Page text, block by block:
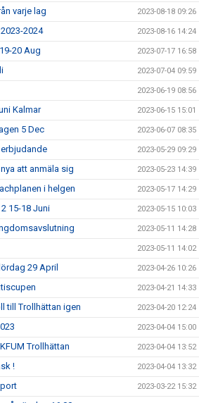
varje lag 2023-08-18 09:26
2024 2023-08-16 14:24
20 Aug 2023-07-17 16:58
2023-07-04 09:59
2023-06-19 08:56
Kalmar 2023-06-15 15:01
5 Dec 2023-06-07 08:35
2023-05-29 09:29
att anmäla sig 2023-05-23 14:39
i helgen 2023-05-17 14:29
15-18 Juni 2023-05-15 10:03
2023-05-11 14:28
2023-05-11 14:02
29 April 2023-04-26 10:26
2023-04-21 14:33
till Trollhättan igen 2023-04-20 12:24
2023-04-04 15:00
Trollhättan 2023-04-04 13:52
! 2023-04-04 13:32
2023-03-22 15:32